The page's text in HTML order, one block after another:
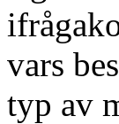
vars
typ av